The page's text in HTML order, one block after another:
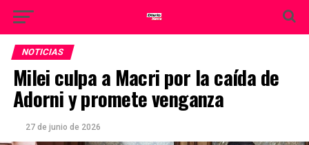
NOTICIAS
Milei culpa a Macri por la caída de
Adorni y promete venganza
27 de junio de 2026